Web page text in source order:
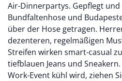
Air-Dinnerpartys. Gepflegt
Bundfaltenhose und
über der Hose getragen.
dezenteren, regelmäßigen
Streifen wirken smart-casual
tiefblauen Jeans und
Work-Event kühl wird, ziehen